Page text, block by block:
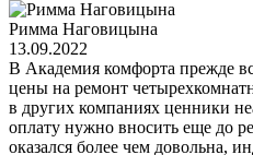
Римма Наговицына
13.09.2022
В Академия комфорта прежде
цены на ремонт
в других компаниях ценники
оплату нужно вносить еще до
оказался более чем довольна,